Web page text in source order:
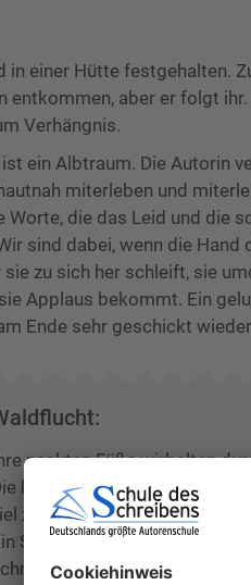
in einer Hütte festgehalten.
entkommen, aber er folgt
Verhängnis.
ein Albtraum. Die Autorin
miterleben und
Worte, die das Leid und die
sind dabei, wenn die Hand
sie zu sich her schleift, sie
Applaus bekommt. Ein
Ende sehr geschickt
nackten Füße wirbelten
kalte Luft brannte in ihren
zu hell. Noch etwa hundert
Schrei durchschnitt die
wie das Heulen...